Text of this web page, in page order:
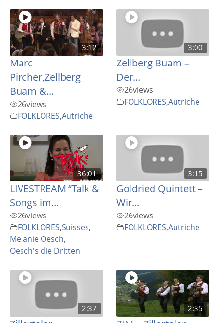
3:12
Marc
Pircher,Zellberg
Buam &...
26views
FOLKLORES,Autriche
3:00
Zellberg Buam –
Der...
26views
FOLKLORES,Autriche
36:01
LIVESTREAM “Talk &
Songs im...
26views
FOLKLORES,Suisses,
Melanie Oesch,
Oesch's die Dritten
3:15
Goldried Quintett –
Wir...
26views
FOLKLORES,Autriche
2:37 2:35